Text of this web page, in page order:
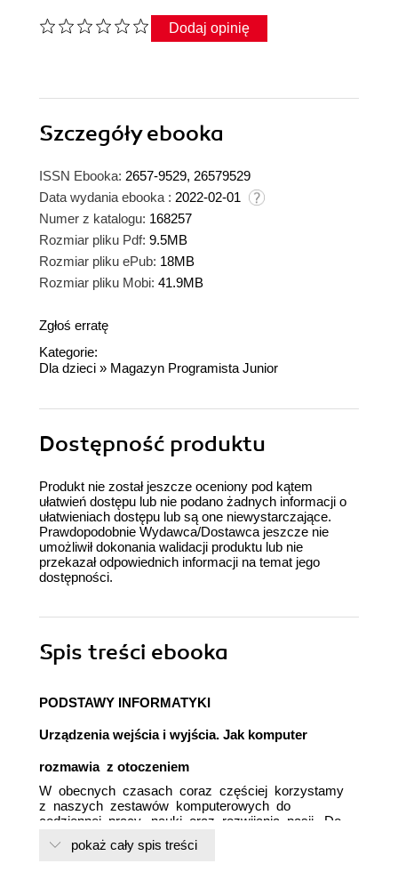
Dodaj opinię
Szczegółyebooka
ISSN Ebooka: 2657-9529, 26579529
Data wydania ebooka : 2022-02-01
Numer z katalogu: 168257
Rozmiar pliku Pdf: 9.5MB
Rozmiar pliku ePub: 18MB
Rozmiar pliku Mobi: 41.9MB
Zgłoś erratę
Kategorie:
Dla dzieci » Magazyn Programista Junior
Dostępność produktu
Produkt nie został jeszcze oceniony pod kątem
ułatwień dostępu lub nie podano żadnych informacji o
ułatwieniach dostępu lub są one niewystarczające.
Prawdopodobnie Wydawca/Dostawca jeszcze nie
umożliwił dokonania walidacji produktu lub nie
przekazał odpowiednich informacji na temat jego
dostępności.
Spis treści ebooka
PODSTAWY INFORMATYKI
Urządzenia wejścia i wyjścia. Jak komputer
rozmawia z otoczeniem
W obecnych czasach coraz częściej korzystamy
z naszych zestawów komputerowych do
codziennej pracy, nauki oraz rozwijania pasji. Do
prawidłowego zrozumienia tego, jak dzielimy się
naszymi myślami z komputerem, a także tego, w
pokaż cały spis treści